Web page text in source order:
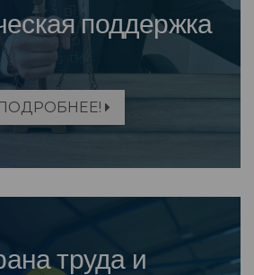
поддержка
труда и